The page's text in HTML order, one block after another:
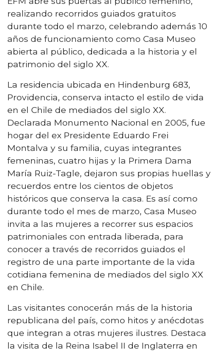
realizando recorridos guiados gratuitos
durante todo el marzo, celebrando además 10
años de funcionamiento como Casa Museo
abierta al público, dedicada a la historia y el
patrimonio del siglo XX.
La residencia ubicada en Hindenburg 683,
Providencia, conserva intacto el estilo de vida
en el Chile de mediados del siglo XX.
Declarada Monumento Nacional en 2005, fue
hogar del ex Presidente Eduardo Frei
Montalva y su familia, cuyas integrantes
femeninas, cuatro hijas y la Primera Dama
María Ruiz-Tagle, dejaron sus propias huellas y
recuerdos entre los cientos de objetos
históricos que conserva la casa. Es así como
durante todo el mes de marzo, Casa Museo
invita a las mujeres a recorrer sus espacios
patrimoniales con entrada liberada, para
conocer a través de recorridos guiados el
registro de una parte importante de la vida
cotidiana femenina de mediados del siglo XX
en Chile.
Las visitantes conocerán más de la historia
republicana del país, como hitos y anécdotas
que integran a otras mujeres ilustres. Destaca
la visita de la Reina Isabel II de Inglaterra en